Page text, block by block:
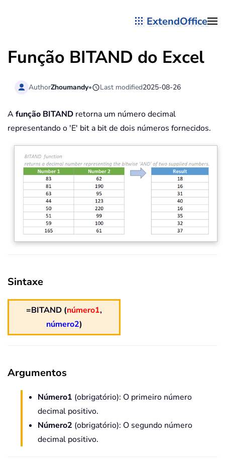
ExtendOffice
Função BITAND do Excel
AuthorZhoumandy• Last modified2025-08-26
Afunção BITAND retorna um número decimal
representando o 'E' bit a bit de dois números fornecidos.
Sintaxe
=BITAND (número1,
número2)
Argumentos
Número1 (obrigatório): O primeiro número
decimal positivo.
Número2 (obrigatório): O segundo número
decimal positivo.